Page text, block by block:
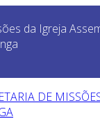
da Igreja